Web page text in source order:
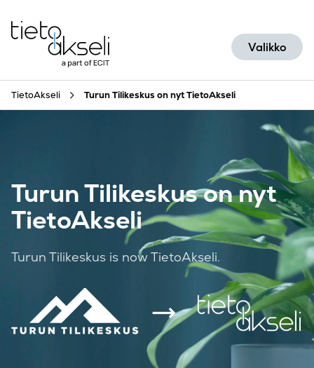
Valikko
TietoAkseli Turun Tilikeskus on nyt TietoAkseli
Turun Tilikeskus on nyt
TietoAkseli
Turun Tilikeskus is now TietoAkseli.